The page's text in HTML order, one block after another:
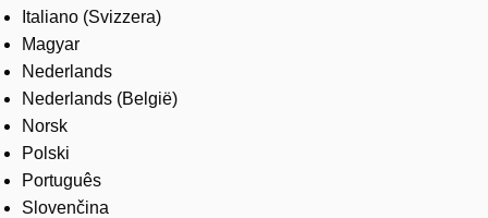
Italiano (Svizzera)
Magyar
Nederlands
Nederlands (België)
Norsk
Polski
Português
Slovenčina